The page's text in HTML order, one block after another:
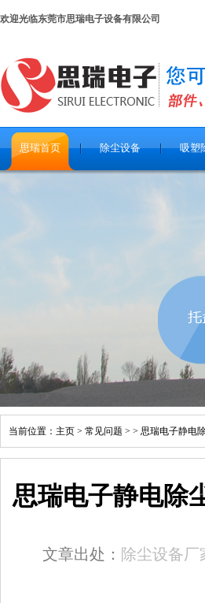
欢迎光临东莞市思瑞电子设备有限公司
思瑞首页 除尘设备 吸塑
当前位置： 主页 > 常见问题 > > 思瑞电子静电
思瑞电子静电除
文章出处： 除尘设备厂